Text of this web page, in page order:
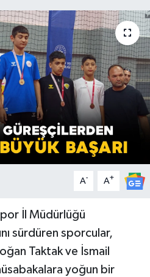
A- A+
İl Müdürlüğü
sürdüren sporcular,
Taktak ve İsmail
yoğun bir